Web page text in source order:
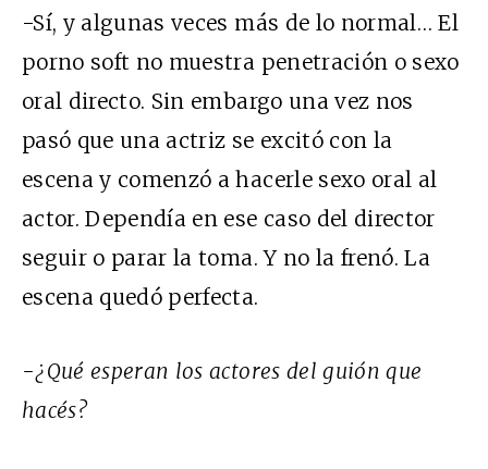
-Sí, y algunas veces más de lo normal… El
porno soft no muestra penetración o sexo
oral directo. Sin embargo una vez nos
pasó que una actriz se excitó con la
escena y comenzó a hacerle sexo oral al
actor. Dependía en ese caso del director
seguir o parar la toma. Y no la frenó. La
escena quedó perfecta.
-¿Qué esperan los actores del guión que
hacés?